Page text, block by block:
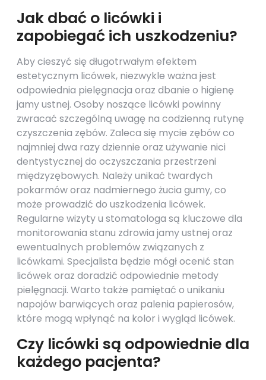
Jak dbać o licówki i
zapobiegać ich uszkodzeniu?
Aby cieszyć się długotrwałym efektem
estetycznym licówek, niezwykle ważna jest
odpowiednia pielęgnacja oraz dbanie o higienę
jamy ustnej. Osoby noszące licówki powinny
zwracać szczególną uwagę na codzienną rutynę
czyszczenia zębów. Zaleca się mycie zębów co
najmniej dwa razy dziennie oraz używanie nici
dentystycznej do oczyszczania przestrzeni
międzyzębowych. Należy unikać twardych
pokarmów oraz nadmiernego żucia gumy, co
może prowadzić do uszkodzenia licówek.
Regularne wizyty u stomatologa są kluczowe dla
monitorowania stanu zdrowia jamy ustnej oraz
ewentualnych problemów związanych z
licówkami. Specjalista będzie mógł ocenić stan
licówek oraz doradzić odpowiednie metody
pielęgnacji. Warto także pamiętać o unikaniu
napojów barwiących oraz palenia papierosów,
które mogą wpłynąć na kolor i wygląd licówek.
Czy licówki są odpowiednie dla
każdego pacjenta?